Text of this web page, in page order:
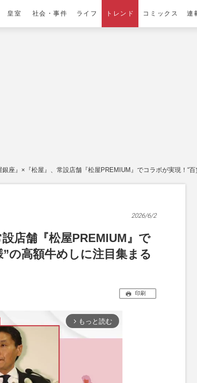
皇室 社会・事件 ライフ トレンド コミックス 連
銀座』×『松屋』、常設店舗『松屋PREMIUM』でコラボが実現！“
2026/6/2
設店舗『松屋PREMIUM』で
の高額牛めしに注目集まる
印刷
arrow_forward_ios もっと読む